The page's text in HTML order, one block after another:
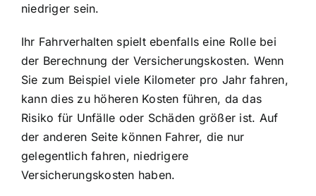
niedriger sein.
Ihr Fahrverhalten spielt ebenfalls eine Rolle bei
der Berechnung der Versicherungskosten. Wenn
Sie zum Beispiel viele Kilometer pro Jahr fahren,
kann dies zu höheren Kosten führen, da das
Risiko für Unfälle oder Schäden größer ist. Auf
der anderen Seite können Fahrer, die nur
gelegentlich fahren, niedrigere
Versicherungskosten haben.